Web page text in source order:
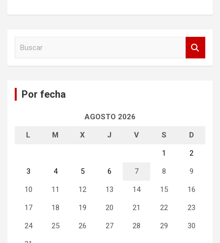
Por fecha
AGOSTO 2026
L M X J V S D
1 2
3 4 5 6 7 8 9
10 11 12 13 14 15 16
17 18 19 20 21 22 23
24 25 26 27 28 29 30